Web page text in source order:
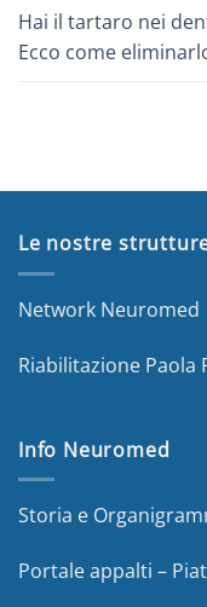
Hai il tartaro nei
Ecco come
Le nostre
Network Neuromed
Riabilitazione Paola
Info Neuromed
Storia e
Portale appalti –